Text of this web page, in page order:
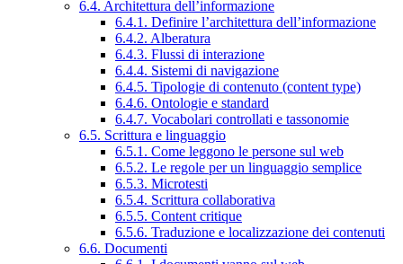
6.4. Architettura dell’informazione
6.4.1. Definire l’architettura dell’informazione
6.4.2. Alberatura
6.4.3. Flussi di interazione
6.4.4. Sistemi di navigazione
6.4.5. Tipologie di contenuto (content type)
6.4.6. Ontologie e standard
6.4.7. Vocabolari controllati e tassonomie
6.5. Scrittura e linguaggio
6.5.1. Come leggono le persone sul web
6.5.2. Le regole per un linguaggio semplice
6.5.3. Microtesti
6.5.4. Scrittura collaborativa
6.5.5. Content critique
6.5.6. Traduzione e localizzazione dei contenuti
6.6. Documenti